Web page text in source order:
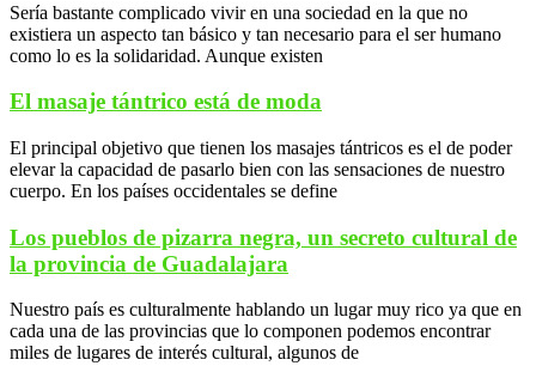
Sería bastante complicado vivir en una sociedad en la que no
existiera un aspecto tan básico y tan necesario para el ser humano
como lo es la solidaridad. Aunque existen
El masaje tántrico está de moda
El principal objetivo que tienen los masajes tántricos es el de poder
elevar la capacidad de pasarlo bien con las sensaciones de nuestro
cuerpo. En los países occidentales se define
Los pueblos de pizarra negra, un secreto cultural de
la provincia de Guadalajara
Nuestro país es culturalmente hablando un lugar muy rico ya que en
cada una de las provincias que lo componen podemos encontrar
miles de lugares de interés cultural, algunos de